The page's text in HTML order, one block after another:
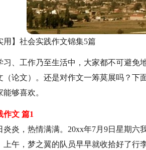
用】社会实践作文锦集5篇
习、工作乃至生活中，大家都不可避免
（论文）。还是对作文一筹莫展吗？下
够喜欢。
作文 篇1
炎炎，热情满满。20xx年7月9日星期
上午，梦之翼的队员早早就收拾好了行